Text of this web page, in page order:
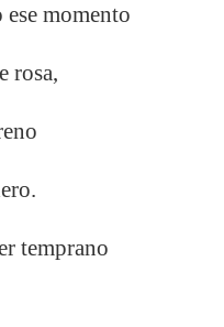
momento
rosa,
temprano